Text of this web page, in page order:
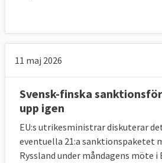
I de 734 omröstningarna
ministerrådet sedan juli 2014
tryckt på nej-knappen flest
motsvarar knappt 4 procent
11 maj 2026
Svensk-finska
upp igen
EU:s utrikesministrar diskuterar
eventuella 21:a sanktionspaketet
Ryssland under måndagens möte i